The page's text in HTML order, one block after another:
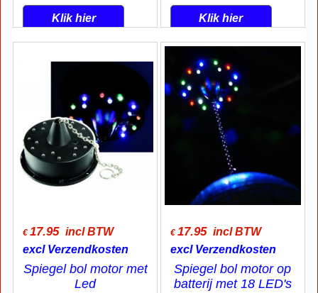
Klik hier Klik hier
€ 17.95 incl BTW
excl Verzendkosten
Spiegel bol motor met
Led
€ 17.95 incl BTW
excl Verzendkosten
Spiegel bol motor op
batterij met 18 LED's